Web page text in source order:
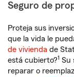
Seguro de
Proteja sus
que la vida le
de vivienda de
está cubierto?1 Su
reparar o